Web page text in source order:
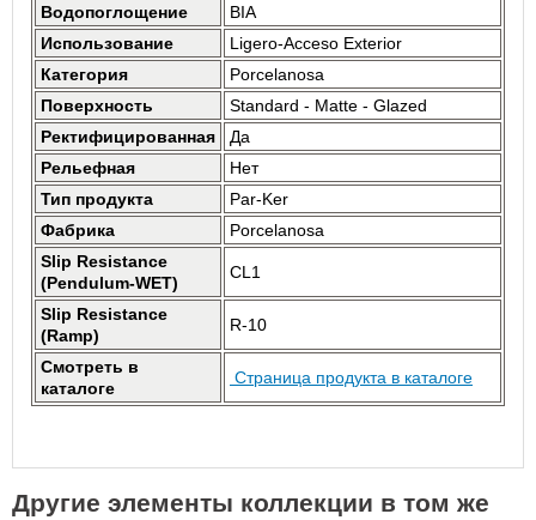
Водопоглощение
BIA
Использование
Ligero-Acceso Exterior
Категория
Porcelanosa
Поверхность
Standard - Matte - Glazed
Ректифицированная
Да
Рельефная
Нет
Тип продукта
Par-Ker
Фабрика
Porcelanosa
Slip Resistance
(Pendulum-WET)
CL1
Slip Resistance
(Ramp)
R-10
Смотреть в
каталоге
Страница продукта в каталоге
Другие элементы коллекции в том же